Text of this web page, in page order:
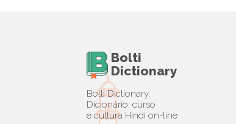
Bolti
Dictionary
Bolti Dictionary,
Dicionário, curso
e cultura Hindi on-line